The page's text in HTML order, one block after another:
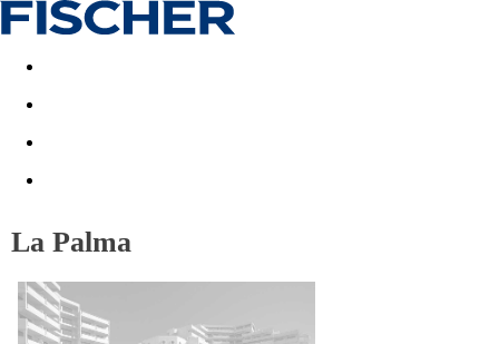
Akční nabídky Last minute
La Palma